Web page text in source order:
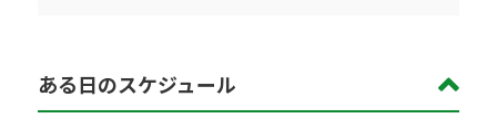
ある日のスケジュール